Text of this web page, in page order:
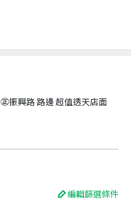
㊣振興路 路邊 超值透天店面
編輯篩選條件